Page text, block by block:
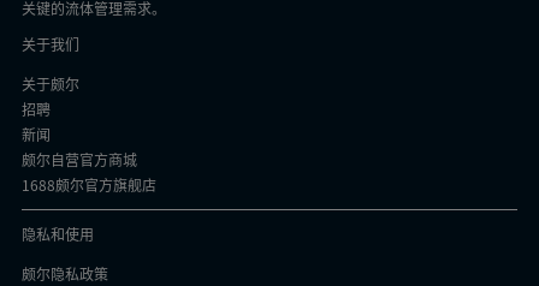
关键的流体管理需求。
关于我们
关于颇尔
招聘
新闻
颇尔自营官方商城
1688颇尔官方旗舰店
隐私和使用
颇尔隐私政策